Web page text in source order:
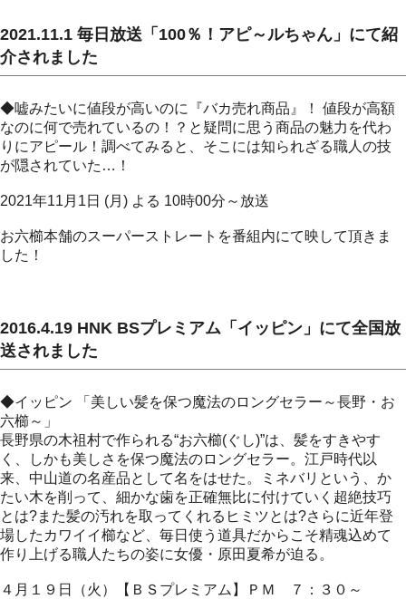
2021.11.1 毎日放送「100％！アピ～ルちゃん」にて紹
介されました
◆嘘みたいに値段が高いのに『バカ売れ商品』！ 値段が高額
なのに何で売れているの！？と疑問に思う商品の魅力を代わ
りにアピール！調べてみると、そこには知られざる職人の技
が隠されていた…！
2021年11月1日 (月) よる 10時00分～放送
お六櫛本舗のスーパーストレートを番組内にて映して頂きま
した！
2016.4.19 HNK BSプレミアム「イッピン」にて全国放
送されました
◆イッピン 「美しい髪を保つ魔法のロングセラー～長野・お
六櫛～」
長野県の木祖村で作られる“お六櫛(ぐし)”は、髪をすきやす
く、しかも美しさを保つ魔法のロングセラー。江戸時代以
来、中山道の名産品として名をはせた。ミネバリという、か
たい木を削って、細かな歯を正確無比に付けていく超絶技巧
とは?また髪の汚れを取ってくれるヒミツとは?さらに近年登
場したカワイイ櫛など、毎日使う道具だからこそ精魂込めて
作り上げる職人たちの姿に女優・原田夏希が迫る。
４月１９日（火）【ＢＳプレミアム】ＰＭ ７：３０～